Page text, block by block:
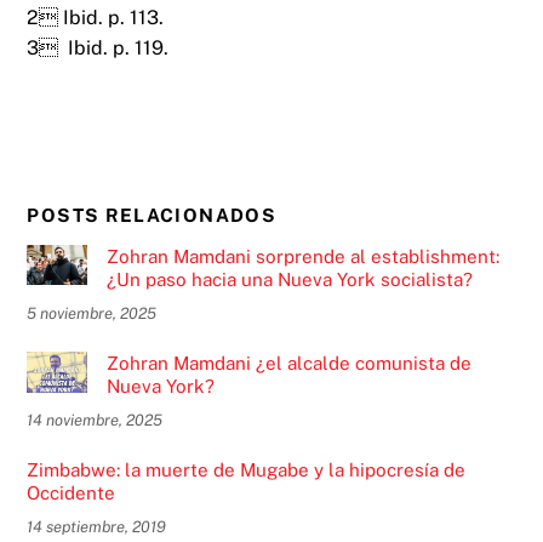
2 Ibid. p. 113.
3 Ibid. p. 119.
POSTS RELACIONADOS
Zohran Mamdani sorprende al establishment:
¿Un paso hacia una Nueva York socialista?
5 noviembre, 2025
Zohran Mamdani ¿el alcalde comunista de
Nueva York?
14 noviembre, 2025
Zimbabwe: la muerte de Mugabe y la hipocresía de
Occidente
14 septiembre, 2019